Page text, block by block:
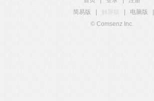
简易版
触屏版 电脑版
© Comsenz Inc.